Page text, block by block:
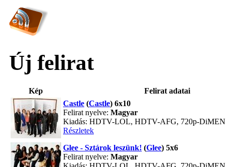
Új felirat
Kép
Felirat adatai
Castle (Castle) 6x10
Felirat nyelve: Magyar
Kiadás: HDTV-LOL, HDTV-AFG, 720p-
Részletek
Glee - Sztárok leszünk! (Glee) 5x6
Felirat nyelve: Magyar